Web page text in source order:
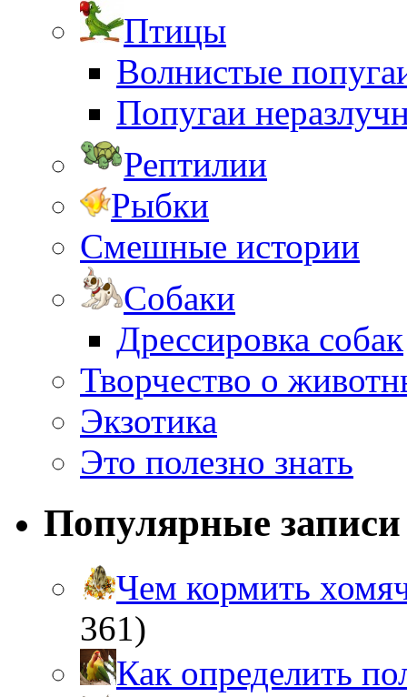
Птицы
Волнистые
Попугаи
Рептилии
Рыбки
Смешные истории
Собаки
Дрессировка собак
Творчество о
Экзотика
Это полезно знать
Популярные записи
Чем кормить
361)
Как определить